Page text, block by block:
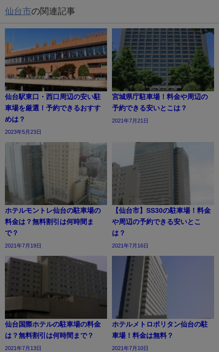
仙台市の関連記事
仙台駅東口・西口周辺の安い駐
車場を厳選！予約できるおすす
めは？
2023年5月23日
宮城県庁駐車場！料金や周辺の
予約できる安いとこは？
2021年7月21日
ホテルモントレ仙台の駐車場の
料金は？無料割引は何時間ま
で？
2021年7月19日
【仙台市】SS30の駐車場！料金
や周辺の予約できる安いとこ
は？
2021年7月16日
仙台国際ホテルの駐車場の料金
は？無料割引は何時間まで？
2021年7月13日
ホテルメトロポリタン仙台の駐
車場！料金は無料？
2021年7月10日